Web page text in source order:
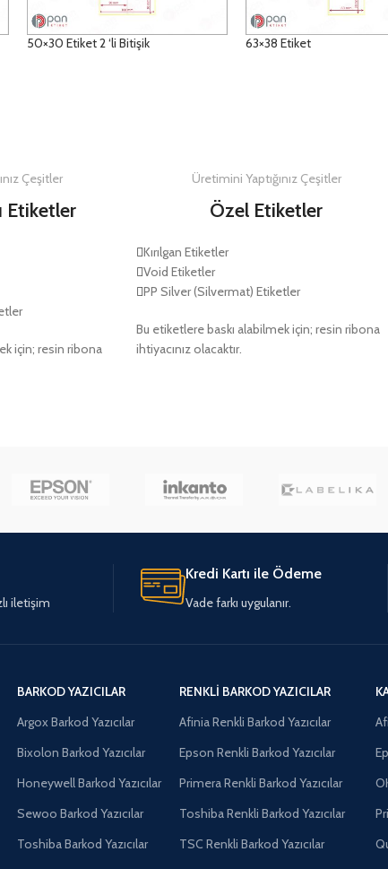
50×30 Etiket 2 ‘li Bitişik 63×38 Etiket
Çeşitler
Etiketler
için; resin ribona
Üretimini Yaptığınız Çeşitler
Özel Etiketler
Kırılgan Etiketler
Void Etiketler
PP Silver (Silvermat) Etiketler
Bu etiketlere baskı alabilmek için; resin ribona
ihtiyacınız olacaktır.
iletişim
Kredi Kartı ile Ödeme
Vade farkı uygulanır.
BARKOD YAZICILAR
Argox Barkod Yazıcılar
Bixolon Barkod Yazıcılar
Honeywell Barkod Yazıcılar
Sewoo Barkod Yazıcılar
Toshiba Barkod Yazıcılar
RENKLI BARKOD YAZICILAR
Afinia Renkli Barkod Yazıcılar
Epson Renkli Barkod Yazıcılar
Primera Renkli Barkod Yazıcılar
Toshiba Renkli Barkod Yazıcılar
TSC Renkli Barkod Yazıcılar